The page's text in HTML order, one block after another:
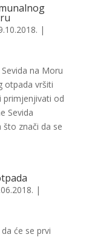
|
na Moru
otpada vršiti
primjenjivati od
Sevida
znači da se
|
će se prvi